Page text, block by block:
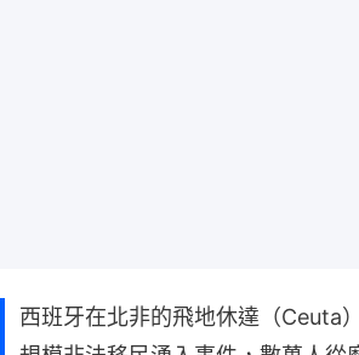
西班牙在北非的飛地休達（Ceuta